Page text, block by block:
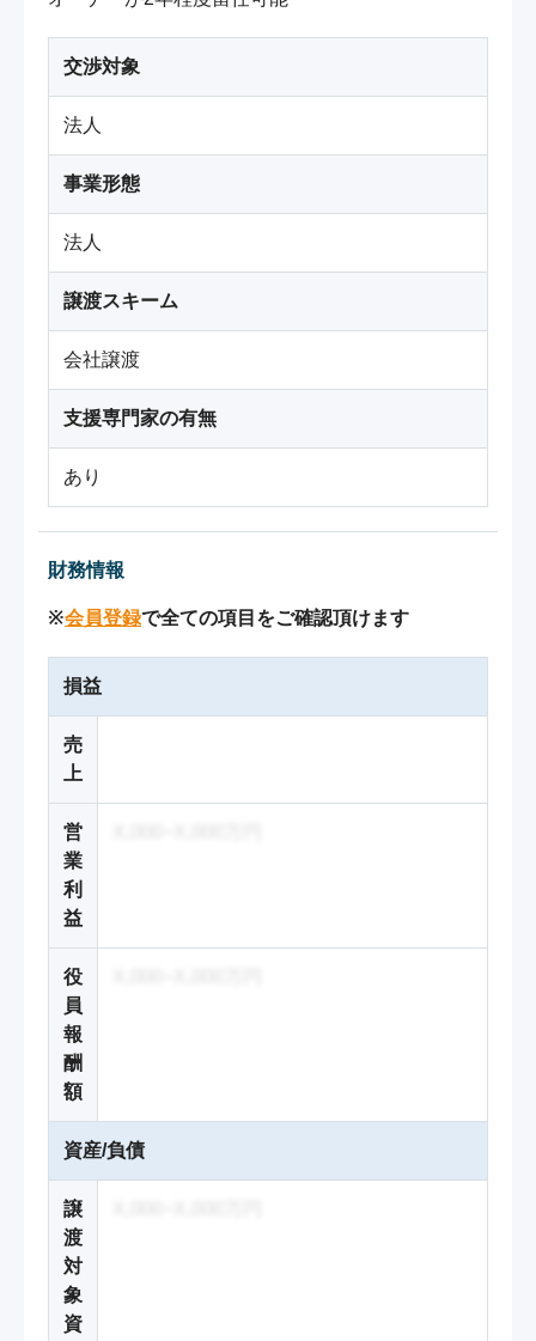
交渉対象
法人
事業形態
法人
譲渡スキーム
会社譲渡
支援専門家の有無
あり
財務情報
※会員登録で全ての項目をご確認頂けます
損益
売
上
営
業
利
益
役
員
報
酬
額
資産/負債
譲
渡
対
象
資